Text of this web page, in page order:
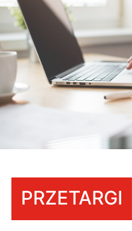
PRZETARGI